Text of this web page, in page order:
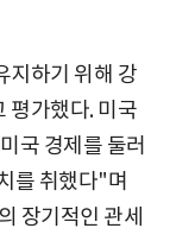
지하기 위해 강
평가했다. 미국
국 경제를 둘러
를 취했다"며
장기적인 관세